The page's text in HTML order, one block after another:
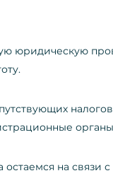
юридическую
на связи